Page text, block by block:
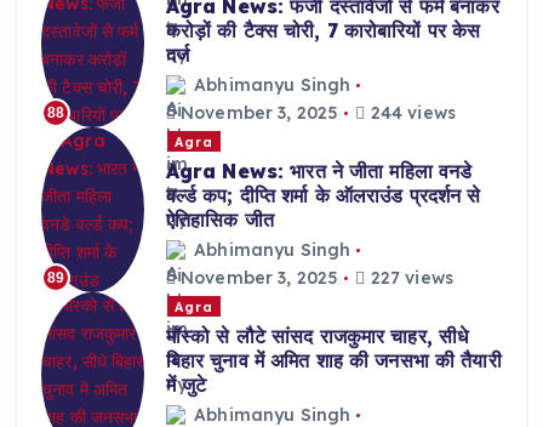
88
Agra News: फर्जी दस्तावेजों से फर्म बनाकर
करोड़ों की टैक्स चोरी, 7 कारोबारियों पर केस
दर्ज
Abhimanyu Singh
November 3, 2025
244 views
89
Agra
Agra News: भारत ने जीता महिला वनडे
वर्ल्ड कप; दीप्ति शर्मा के ऑलराउंड प्रदर्शन से
ऐतिहासिक जीत
Abhimanyu Singh
November 3, 2025
227 views
Agra
मॉस्को से लौटे सांसद राजकुमार चाहर, सीधे
बिहार चुनाव में अमित शाह की जनसभा की तैयारी
में जुटे
Abhimanyu Singh